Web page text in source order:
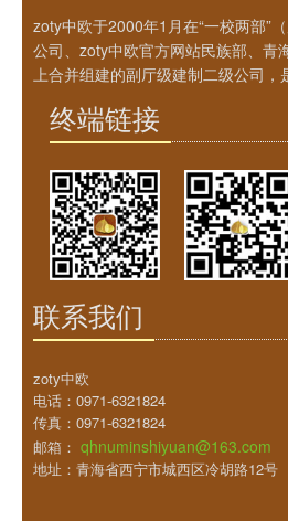
zoty中欧于2000年1月在“一校两部”
公司、zoty中欧官方网站民族部、青
上合并组建的副厅级建制二级公司，
终端链接
联系我们
zoty中欧
电话：0971-6321824
传真：0971-6321824
邮箱： qhnuminshiyuan@163.com
地址：青海省西宁市城西区冷胡路12号